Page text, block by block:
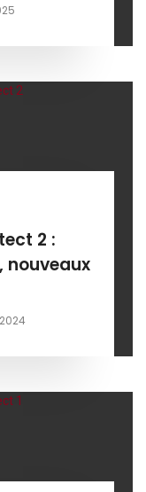
2 :
nouveaux